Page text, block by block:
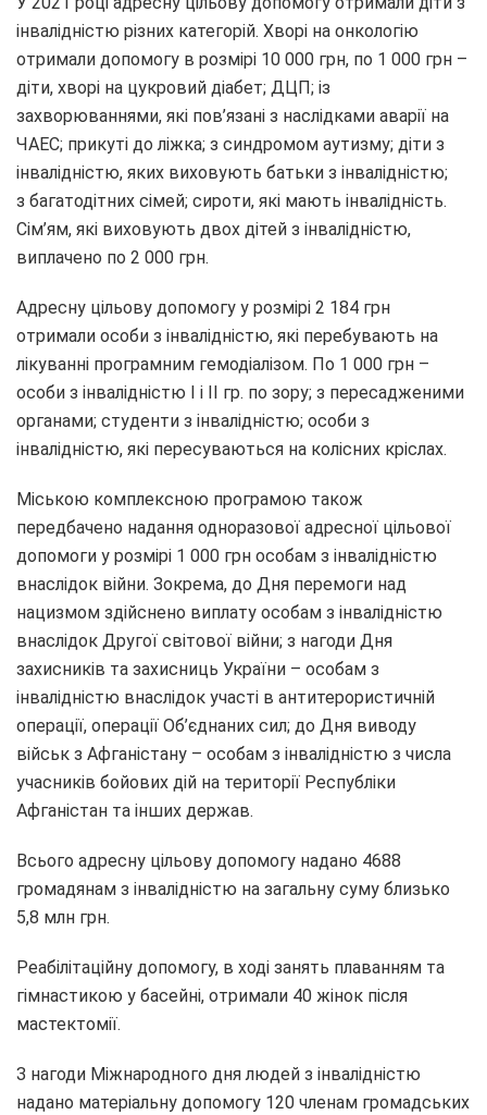
інвалідністю різних категорій. Хворі на онкологію
отримали допомогу в розмірі 10 000 грн, по 1 000 грн –
діти, хворі на цукровий діабет; ДЦП; із
захворюваннями, які пов’язані з наслідками аварії на
ЧАЕС; прикуті до ліжка; з синдромом аутизму; діти з
інвалідністю, яких виховують батьки з інвалідністю;
з багатодітних сімей; сироти, які мають інвалідність.
Сім’ям, які виховують двох дітей з інвалідністю,
виплачено по 2 000 грн.
Адресну цільову допомогу у розмірі 2 184 грн
отримали особи з інвалідністю, які перебувають на
лікуванні програмним гемодіалізом. По 1 000 грн –
особи з інвалідністю I і II гр. по зору; з пересадженими
органами; студенти з інвалідністю; особи з
інвалідністю, які пересуваються на колісних кріслах.
Міською комплексною програмою також
передбачено надання одноразової адресної цільової
допомоги у розмірі 1 000 грн особам з інвалідністю
внаслідок війни. Зокрема, до Дня перемоги над
нацизмом здійснено виплату особам з інвалідністю
внаслідок Другої світової війни; з нагоди Дня
захисників та захисниць України – особам з
інвалідністю внаслідок участі в антитерористичній
операції, операції Об’єднаних сил; до Дня виводу
військ з Афганістану – особам з інвалідністю з числа
учасників бойових дій на території Республіки
Афганістан та інших держав.
Всього адресну цільову допомогу надано 4688
громадянам з інвалідністю на загальну суму близько
5,8 млн грн.
Реабілітаційну допомогу, в ході занять плаванням та
гімнастикою у басейні, отримали 40 жінок після
мастектомії.
З нагоди Міжнародного дня людей з інвалідністю
надано матеріальну допомогу 120 членам громадських